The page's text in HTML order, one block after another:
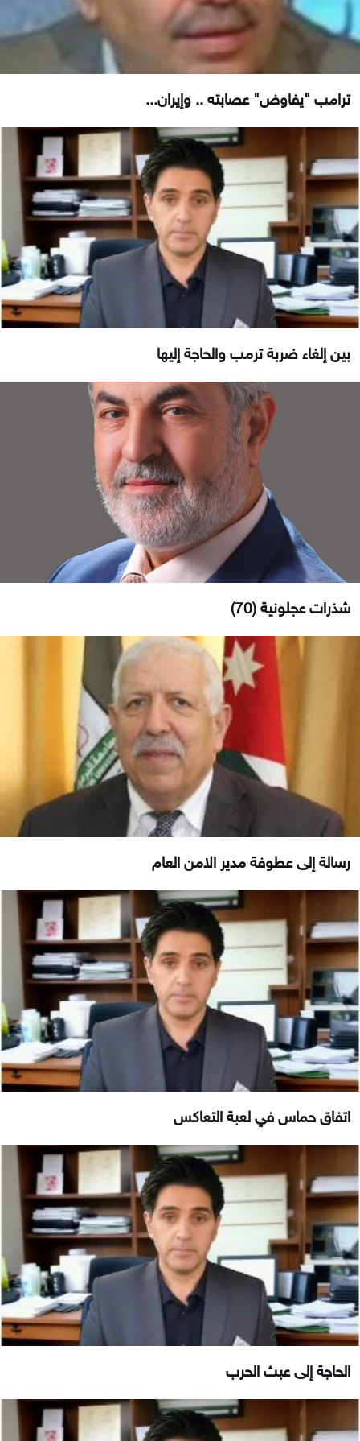
ترامب "يفاوض" عصابته .. وإيران...
بين إلغاء ضربة ترمب والحاجة إليها
شذرات عجلونية (70)
رسالة إلى عطوفة مدير الامن العام
اتفاق حماس في لعبة التعاكس
الحاجة إلى عبث الحرب